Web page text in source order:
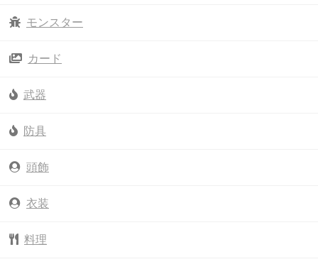
モンスター
カード
武器
防具
頭飾
衣装
料理